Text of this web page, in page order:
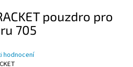
pouzdro pro
705
hodnocení